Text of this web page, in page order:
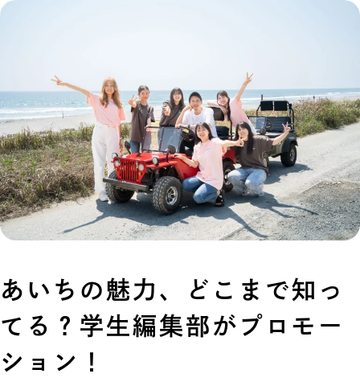
あいちの魅力、どこまで知っ
てる？学生編集部がプロモー
ション！